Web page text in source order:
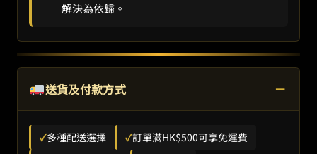
解決為依歸。
送貨及付款方式 −
✓多種配送選擇 ✓訂單滿HK$500可享免運費